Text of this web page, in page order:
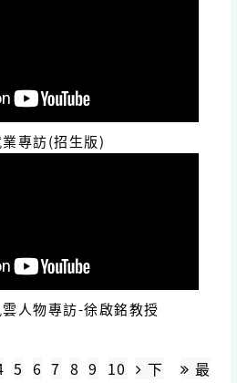
業專訪(招生版)
雲人物專訪-徐啟銘教授
5 6 7 8 9 10 下 最